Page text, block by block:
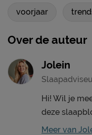
voorjaar
Over de auteur
Jolein
Hi! Wil je
deze
Meer van